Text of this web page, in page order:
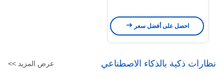
احصل على أفضل سعر
نظارات ذكية بالذكاء الاصطناعي عرض المزيد >>